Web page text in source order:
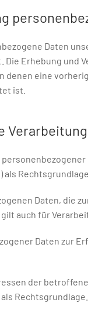
Daten
Erhebung und
denen eine
ist.
als
Daten, die
gilt auch für
Daten zur
der
Rechtsgrundlage.